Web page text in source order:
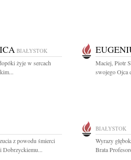
BIAŁYSTOK
żyje w sercach
Maciej, Piotr
swojego Ojca
z powodu śmierci
BIAŁYSTOK
Wyrazy
Brata